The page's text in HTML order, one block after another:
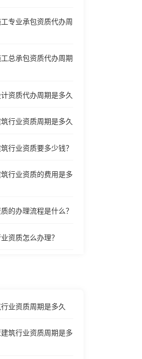
专业承包资质代办周
总承包资质代办周期
资质代办周期是多久
行业资质周期是多久
行业资质要多少钱？
行业资质的费用是多
的办理流程是什么？
资质怎么办理？
业资质周期是多久
筑行业资质周期是多